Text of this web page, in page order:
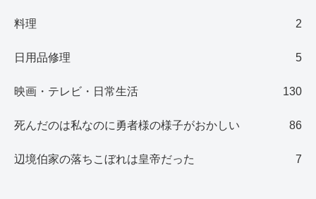
料理 2
日用品修理 5
映画・テレビ・日常生活 130
死んだのは私なのに勇者様の様子がおかしい 86
辺境伯家の落ちこぼれは皇帝だった 7